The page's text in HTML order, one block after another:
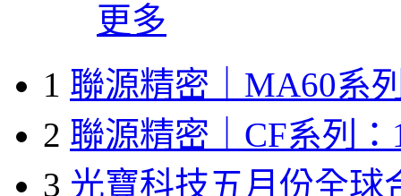
更多
1 聯源精密｜MA60系
2 聯源精密｜CF系列：
3 光寶科技五月份全球